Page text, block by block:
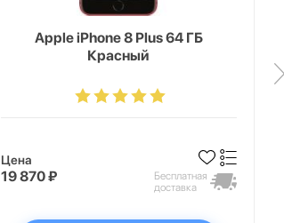
Apple iPhone 8 Plus 64 ГБ
Красный
Цена
19 870 ₽
Бесплатная
доставка